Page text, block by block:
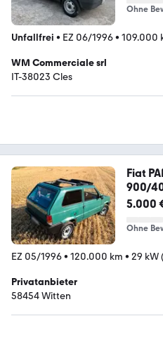
Ohne
Unfallfrei • EZ 06/1996• 109.000
WM Commerciale srl
IT-38023 Cles
Fiat
900/
5.000
Ohne
EZ 05/1996• 120.000 km • 29 kW
Privatanbieter
58454 Witten